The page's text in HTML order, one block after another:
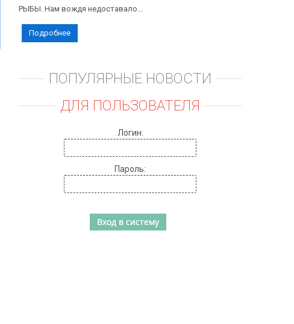
РЫБЫ. Нам вождя недоставало...
Подробнее
ПОПУЛЯРНЫЕ НОВОСТИ
ДЛЯ ПОЛЬЗОВАТЕЛЯ
Логин:
Пароль: